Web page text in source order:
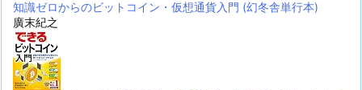
知識ゼロからのビットコイン・仮想通貨入門 (幻冬舎単行本)
廣末紀之